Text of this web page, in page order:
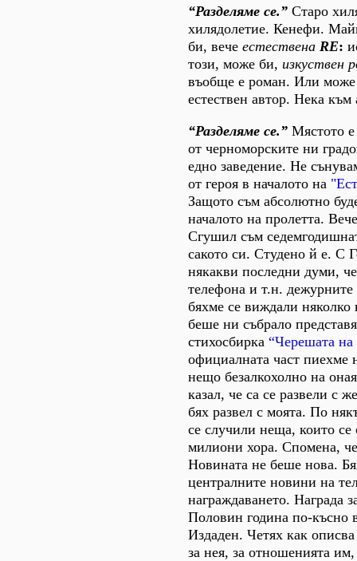
“Разделяме се.” Старо
хилядолетие. Кенефи.
би, вече естествена RE:
този, може би, изкуствен
въобще е роман. Или може
естествен автор. Нека към
“Разделяме се.” Мястото
от черноморските ни
едно заведение. Не
от героя в началото на
Защото съм абсолютно
началото на пролетта.
Сгушил съм
сакото си. Студено й е. С
някакви последни думи,
телефона и т.н.
бяхме се виждали няколко
беше ни събрало
стихосбирка “Черешата на
официалната част пиехме
нещо безалкохолно на
казал, че са се развели с
бях развел с моята. По
се случили неща, които се
милиони хора. Спомена,
Новината не беше нова.
централните новини на
награждаването. Награда
Половин година по-късно
Издаден. Четях как
за нея, за отношенията